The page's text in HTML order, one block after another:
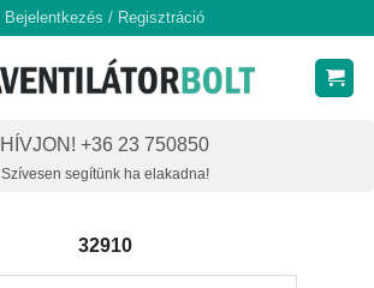
Bejelentkezés / Regisztráció
HÍVJON! +36 23 750850
Szívesen segítünk ha elakadna!
32910